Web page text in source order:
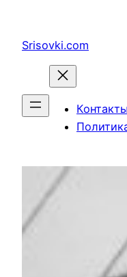
содержимому
Srisovki.com
Контакты